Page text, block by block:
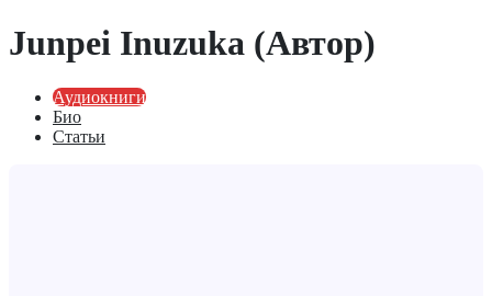
Junpei Inuzuka (Автор)
Аудиокниги
Био
Статьи